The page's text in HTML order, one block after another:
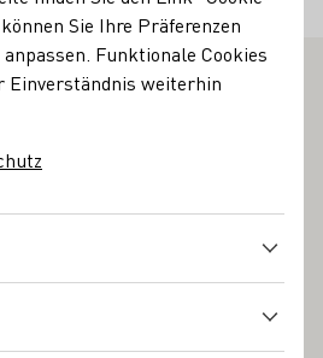
Sie Ihre Präferenzen
Funktionale Cookies
Einverständnis weiterhin